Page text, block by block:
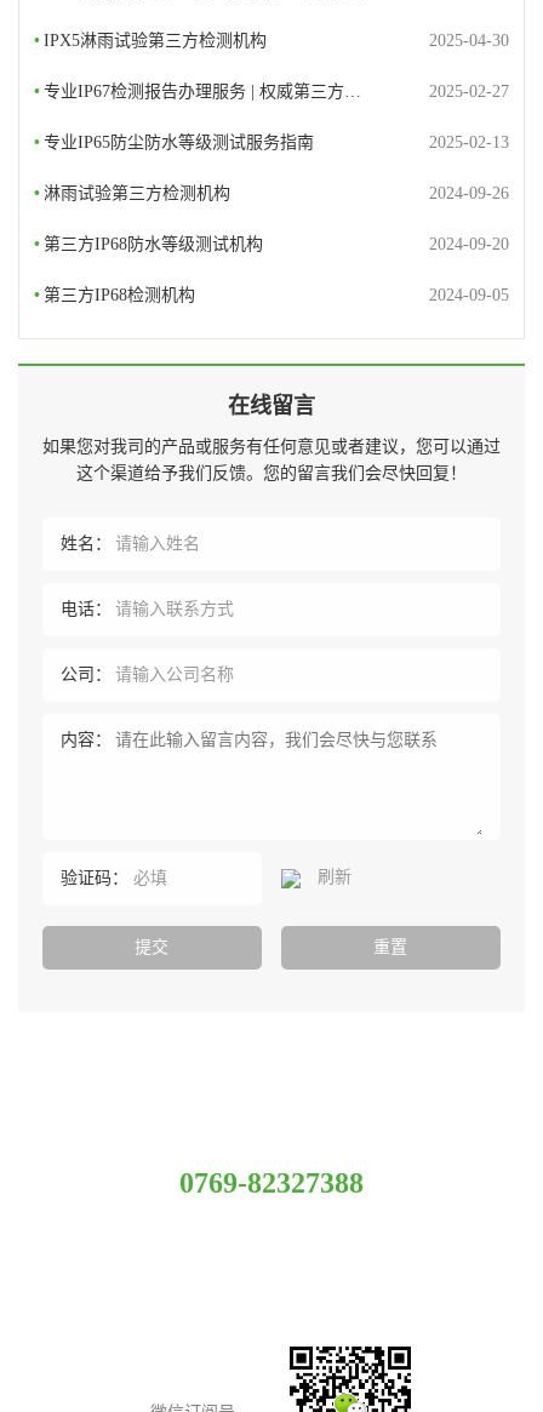
• 2025-04-30
IPX5淋雨试验第三方检测机构
• 2025-02-27
专业IP67检测报告办理服务 | 权威第三方…
• 2025-02-13
专业IP65防尘防水等级测试服务指南
• 2024-09-26
淋雨试验第三方检测机构
• 2024-09-20
第三方IP68防水等级测试机构
• 2024-09-05
第三方IP68检测机构
在线留言
如果您对我司的产品或服务有任何意见或者建议，您可以通过
这个渠道给予我们反馈。您的留言我们会尽快回复！
姓名：
电话：
公司：
内容：
验证码： 刷新
0769-82327388